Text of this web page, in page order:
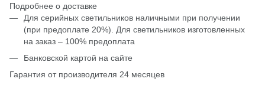
Подробнее о доставке
Для серийных светильников наличными при получении
(при предоплате 20%). Для светильников изготовленных
на заказ – 100% предоплата
Банковской картой на сайте
Гарантия от производителя 24 месяцев